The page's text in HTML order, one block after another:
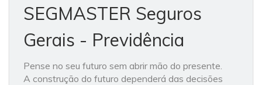
SEGMASTER Seguros
Gerais - Previdência
Pense no seu futuro sem abrir mão do presente.
A construção do futuro dependerá das decisões